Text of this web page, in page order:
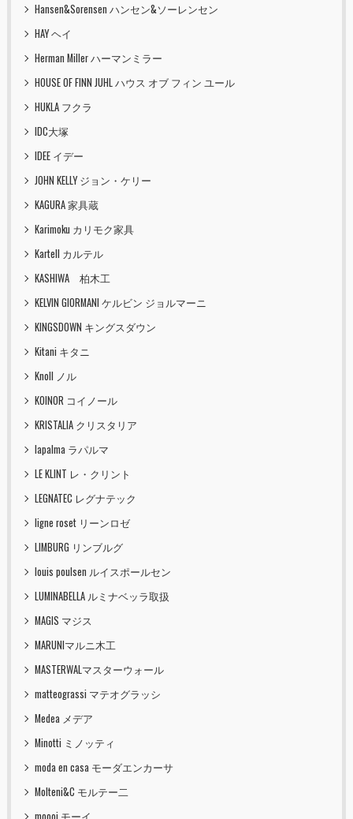
Hansen&Sorensen ハンセン&ソーレンセン
HAY ヘイ
Herman Miller ハーマンミラー
HOUSE OF FINN JUHL ハウス オブ フィン ユール
HUKLA フクラ
IDC大塚
IDEE イデー
JOHN KELLY ジョン・ケリー
KAGURA 家具蔵
Karimoku カリモク家具
Kartell カルテル
KASHIWA 柏木工
KELVIN GIORMANI ケルビン ジョルマーニ
KINGSDOWN キングスダウン
Kitani キタニ
Knoll ノル
KOINOR コイノール
KRISTALIA クリスタリア
lapalma ラパルマ
LE KLINT レ・クリント
LEGNATEC レグナテック
ligne roset リーンロゼ
LIMBURG リンブルグ
louis poulsen ルイスポールセン
LUMINABELLA ルミナベッラ取扱
MAGIS マジス
MARUNIマルニ木工
MASTERWALマスターウォール
matteograssi マテオグラッシ
Medea メデア
Minotti ミノッティ
moda en casa モーダエンカーサ
Molteni&C モルテー二